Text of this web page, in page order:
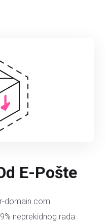
E-Pošte
domain.com
neprekidnog rada